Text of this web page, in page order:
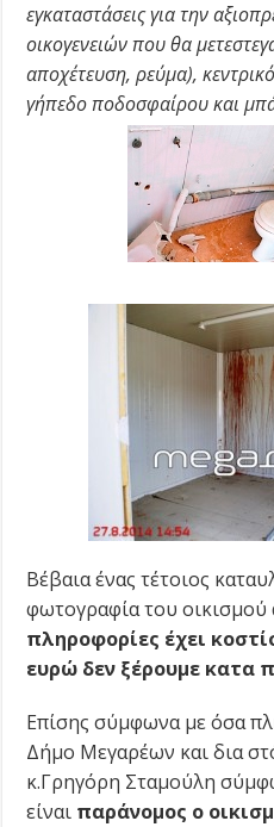
εγκαταστάσεις για την
οικογενειών που θα
αποχέτευση, ρεύμα),
γήπεδο ποδοσφαίρου και
Βέβαια ένας τέτοιος
φωτογραφία του οικισμού
πληροφορίες έχει
ευρώ δεν ξέρουμε κατα
Επίσης σύμφωνα με όσα
Δήμο Μεγαρέων και δια
κ.Γρηγόρη Σταμούλη
είναι παράνομος ο